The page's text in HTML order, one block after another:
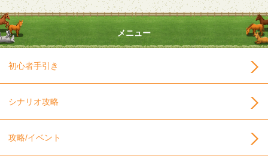
メニュー
初心者手引き
シナリオ攻略
攻略/イベント